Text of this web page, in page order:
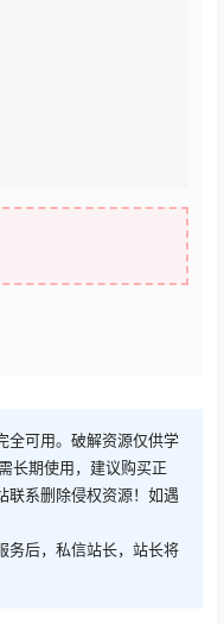
全可用。破解资源仅供学
长期使用，建议购买正
联系删除侵权资源！如遇
务后，私信站长，站长将